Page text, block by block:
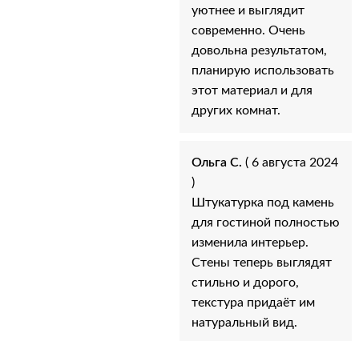
уютнее и выглядит
современно. Очень
довольна результатом,
планирую использовать
этот материал и для
других комнат.
Ольга С. ( 6 августа 2024
)
Штукатурка под камень
для гостиной полностью
изменила интерьер.
Стены теперь выглядят
стильно и дорого,
текстура придаёт им
натуральный вид.